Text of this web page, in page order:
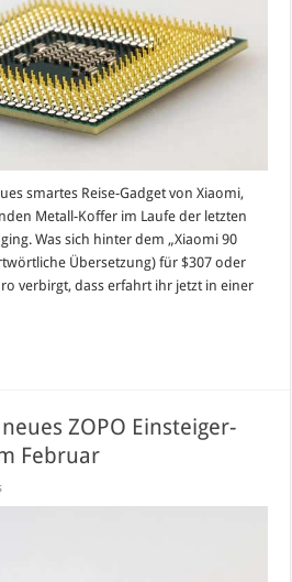
smartes Reise-Gadget von Xiaomi,
Metall-Koffer im Laufe der letzten
Was sich hinter dem „Xiaomi 90
Übersetzung) für $307 oder
verbirgt, dass erfahrt ihr jetzt in einer
ZOPO Einsteiger-
Februar